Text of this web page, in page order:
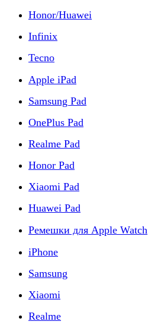
Honor/Huawei
Infinix
Tecno
Apple iPad
Samsung Pad
OnePlus Pad
Realme Pad
Honor Pad
Xiaomi Pad
Huawei Pad
Ремешки для Apple Watch
iPhone
Samsung
Xiaomi
Realme